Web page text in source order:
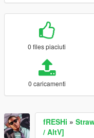
0 files piaciuti
0 caricamenti
fRESHi »
/ AltV]